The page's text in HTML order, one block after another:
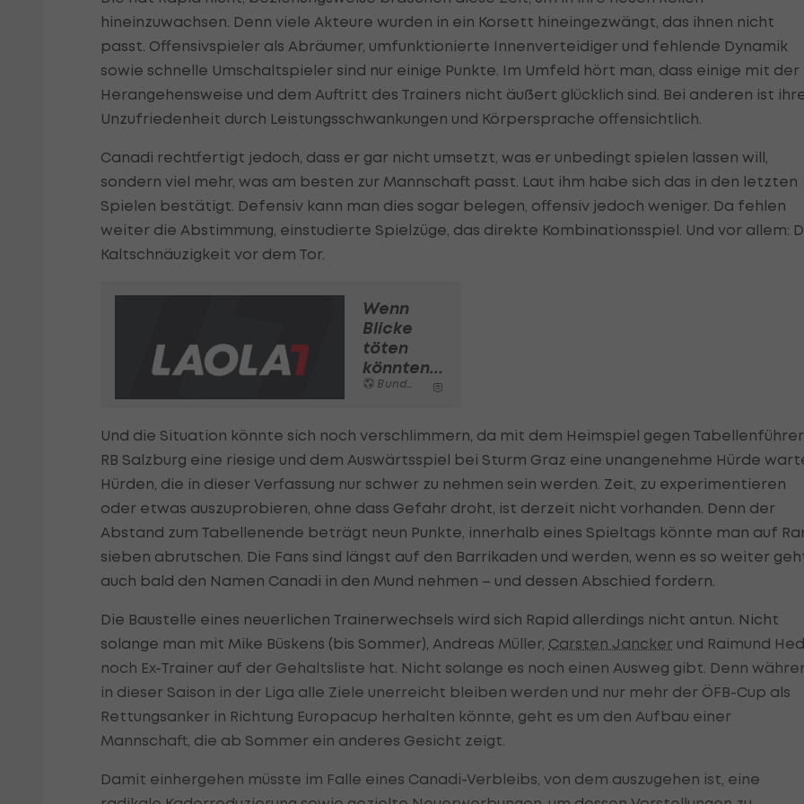
hineinzuwachsen. Denn viele Akteure wurden in ein Korsett hineingezwängt, das ihnen nicht
passt. Offensivspieler als Abräumer, umfunktionierte Innenverteidiger und fehlende Dynamik
sowie schnelle Umschaltspieler sind nur einige Punkte. Im Umfeld hört man, dass einige mit der
Herangehensweise und dem Auftritt des Trainers nicht äußert glücklich sind. Bei anderen ist
Unzufriedenheit durch Leistungsschwankungen und Körpersprache offensichtlich.
Canadi rechtfertigt jedoch, dass er gar nicht umsetzt, was er unbedingt spielen lassen will,
sondern viel mehr, was am besten zur Mannschaft passt. Laut ihm habe sich das in den letzten
Spielen bestätigt. Defensiv kann man dies sogar belegen, offensiv jedoch weniger. Da fehlen
weiter die Abstimmung, einstudierte Spielzüge, das direkte Kombinationsspiel. Und vor allem:
Kaltschnäuzigkeit vor dem Tor.
Wenn
Blicke
töten
könnten...
Bundesliga
Und die Situation könnte sich noch verschlimmern, da mit dem Heimspiel gegen Tabellenführer
RB Salzburg eine riesige und dem Auswärtsspiel bei Sturm Graz eine unangenehme Hürde
Hürden, die in dieser Verfassung nur schwer zu nehmen sein werden. Zeit, zu experimentieren
oder etwas auszuprobieren, ohne dass Gefahr droht, ist derzeit nicht vorhanden. Denn der
Abstand zum Tabellenende beträgt neun Punkte, innerhalb eines Spieltags könnte man auf
sieben abrutschen. Die Fans sind längst auf den Barrikaden und werden, wenn es so weiter
auch bald den Namen Canadi in den Mund nehmen – und dessen Abschied fordern.
Die Baustelle eines neuerlichen Trainerwechsels wird sich Rapid allerdings nicht antun. Nicht
solange man mit Mike Büskens (bis Sommer), Andreas Müller, Carsten Jancker und Raimund
noch Ex-Trainer auf der Gehaltsliste hat. Nicht solange es noch einen Ausweg gibt. Denn
in dieser Saison in der Liga alle Ziele unerreicht bleiben werden und nur mehr der ÖFB-Cup als
Rettungsanker in Richtung Europacup herhalten könnte, geht es um den Aufbau einer
Mannschaft, die ab Sommer ein anderes Gesicht zeigt.
Damit einhergehen müsste im Falle eines Canadi-Verbleibs, von dem auszugehen ist, eine